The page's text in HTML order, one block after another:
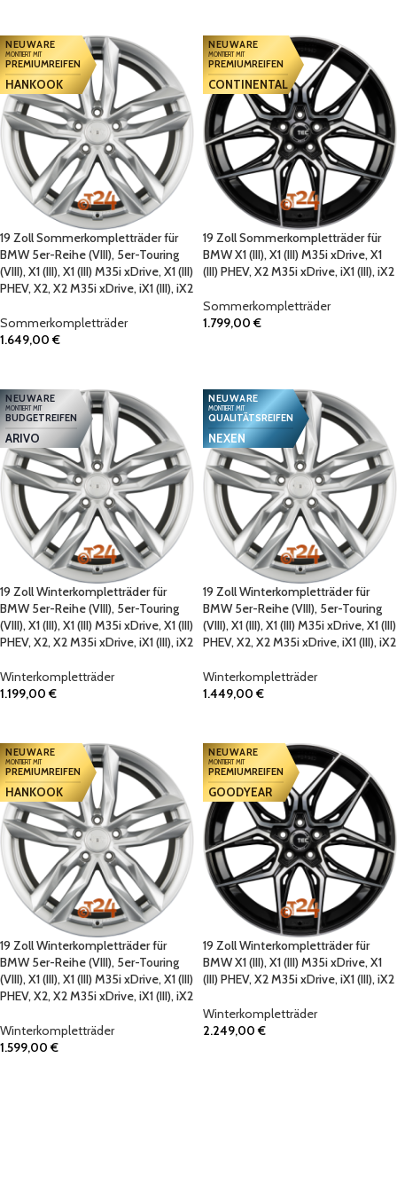
NEUWARE
MONTIERT MIT
PREMIUMREIFEN
HANKOOK
19 Zoll Sommerkompletträder für
BMW 5er-Reihe (VIII), 5er-Touring
(VIII), X1 (III), X1 (III) M35i xDrive, X1 (III)
PHEV, X2, X2 M35i xDrive, iX1 (III), iX2
Sommerkompletträder
1.649,00€
NEUWARE
MONTIERT MIT
PREMIUMREIFEN
CONTINENTAL
19 Zoll Sommerkompletträder für
BMW X1 (III), X1 (III) M35i xDrive, X1
(III) PHEV, X2 M35i xDrive, iX1 (III), iX2
Sommerkompletträder
1.799,00€
NEUWARE
MONTIERT MIT
BUDGETREIFEN
ARIVO
19 Zoll Winterkompletträder für
BMW 5er-Reihe (VIII), 5er-Touring
(VIII), X1 (III), X1 (III) M35i xDrive, X1 (III)
PHEV, X2, X2 M35i xDrive, iX1 (III), iX2
Winterkompletträder
1.199,00€
NEUWARE
MONTIERT MIT
QUALITÄTSREIFEN
NEXEN
19 Zoll Winterkompletträder für
BMW 5er-Reihe (VIII), 5er-Touring
(VIII), X1 (III), X1 (III) M35i xDrive, X1 (III)
PHEV, X2, X2 M35i xDrive, iX1 (III), iX2
Winterkompletträder
1.449,00€
NEUWARE
MONTIERT MIT
PREMIUMREIFEN
HANKOOK
19 Zoll Winterkompletträder für
BMW 5er-Reihe (VIII), 5er-Touring
(VIII), X1 (III), X1 (III) M35i xDrive, X1 (III)
PHEV, X2, X2 M35i xDrive, iX1 (III), iX2
Winterkompletträder
1.599,00€
NEUWARE
MONTIERT MIT
PREMIUMREIFEN
GOODYEAR
19 Zoll Winterkompletträder für
BMW X1 (III), X1 (III) M35i xDrive, X1
(III) PHEV, X2 M35i xDrive, iX1 (III), iX2
Winterkompletträder
2.249,00€